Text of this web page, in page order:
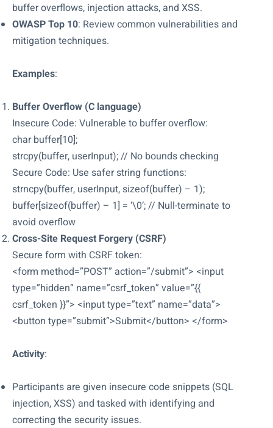
buffer overflows, injection attacks, and XSS.
OWASP Top 10: Review common vulnerabilities and
mitigation techniques.
Examples:
Buffer Overflow (C language)
Insecure Code: Vulnerable to buffer overflow:
char buffer[10];
strcpy(buffer, userInput); // No bounds checking
Secure Code: Use safer string functions:
strncpy(buffer, userInput, sizeof(buffer) – 1);
buffer[sizeof(buffer) – 1] = ‘\0’; // Null-terminate to
avoid overflow
Cross-Site Request Forgery (CSRF)
Secure form with CSRF token:
<form method=”POST” action=”/submit”> <input
type=”hidden” name=”csrf_token” value=”{{
csrf_token }}”> <input type=”text” name=”data”>
<button type=”submit”>Submit</button> </form>
Activity:
Participants are given insecure code snippets (SQL
injection, XSS) and tasked with identifying and
correcting the security issues.